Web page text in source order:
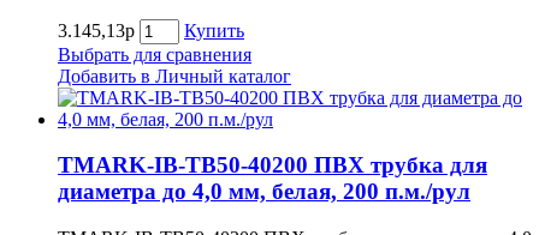
3.145,13р
Купить
Выбрать для сравнения
Добавить в Личный каталог
TMARK-IB-TB50-40200 ПВХ трубка для
диаметра до 4,0 мм, белая, 200 п.м./рул